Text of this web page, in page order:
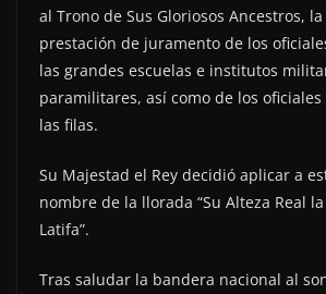
al Trono de Sus Gloriosos Ancestros,
prestación de juramento de los
las grandes escuelas e institutos
paramilitares, así como de los
las filas.
Su Majestad el Rey decidió aplicar a
nombre de la llorada “Su Alteza Real
Latifa”.
Tras saludar la bandera nacional al